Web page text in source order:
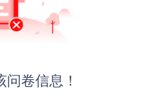
卷信息！